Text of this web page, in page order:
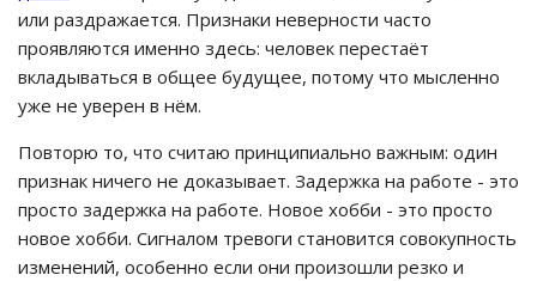
или раздражается. Признаки неверности часто
проявляются именно здесь: человек перестаёт
вкладываться в общее будущее, потому что мысленно
уже не уверен в нём.
Повторю то, что считаю принципиально важным: один
признак ничего не доказывает. Задержка на работе - это
просто задержка на работе. Новое хобби - это просто
новое хобби. Сигналом тревоги становится совокупность
изменений, особенно если они произошли резко и